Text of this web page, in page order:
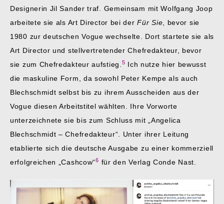
Designerin Jil Sander traf. Gemeinsam mit Wolfgang Joop
arbeitete sie als Art Director bei derFür Sie, bevor sie
1980 zur deutschen Vogue wechselte. Dort startete sie als
Art Director und stellvertretender Chefredakteur, bevor
sie zum Chefredakteur aufstieg.5 Ich nutze hier bewusst
die maskuline Form, da sowohl Peter Kempe als auch
Blechschmidt selbst bis zu ihrem Ausscheiden aus der
Vogue diesen Arbeitstitel wählten. Ihre Vorworte
unterzeichnete sie bis zum Schluss mit „Angelica
Blechschmidt – Chefredakteur“. Unter ihrer Leitung
etablierte sich die deutsche Ausgabe zu einer kommerziell
erfolgreichen „Cashcow“6 für den Verlag Conde Nast.